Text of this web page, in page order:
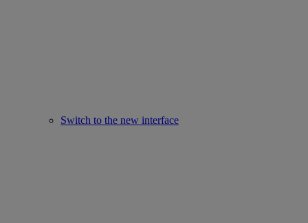
Switch to the new interface